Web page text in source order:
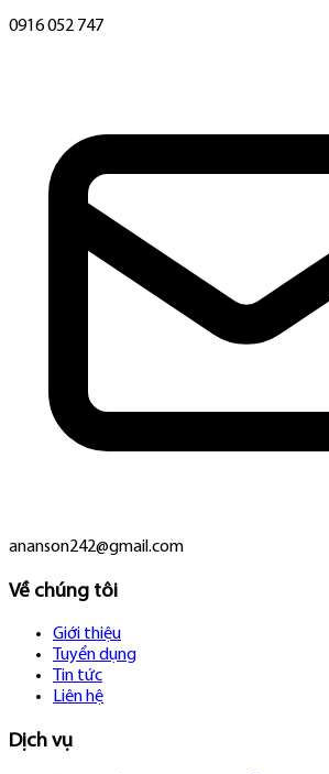
0916 052 747
ananson242@gmail.com
Về chúng tôi
Giới thiệu
Tuyển dụng
Tin tức
Liên hệ
Dịch vụ